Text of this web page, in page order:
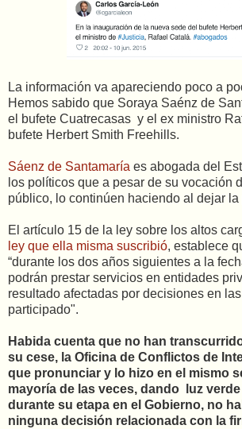
La información va apareciendo poco a
Hemos sabido que Soraya Saénz de
el bufete Cuatrecasas y el ex ministro
bufete Herbert Smith Freehills.
Sáenz de Santamaría es abogada del
los políticos que a pesar de su vocación
público, lo continúen haciendo al dejar la
El artículo 15 de la ley sobre los altos
ley que ella misma suscribió, establece
“durante los dos años siguientes a la
podrán prestar servicios en entidades
resultado afectadas por decisiones en
participado".
Habida cuenta que no han
su cese, la Oficina de Conflictos de
que pronunciar y lo hizo en el mismo
mayoría de las veces, dando luz
durante su etapa en el Gobierno, no
ninguna decisión relacionada con la